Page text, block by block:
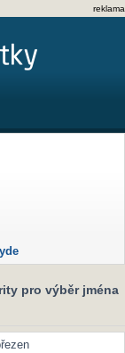
reklama
pro výběr jména